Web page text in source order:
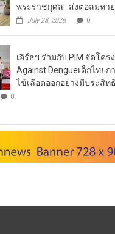
พระราชกุศล…ส่งต่อลมหาย
July 28, 2026 0
เอิร์ธฯ ร่วมกับ PIM จัดโคร
Against Dengueเด็กไทย
ไข้เลือดออกอย่างมีประสิท
0